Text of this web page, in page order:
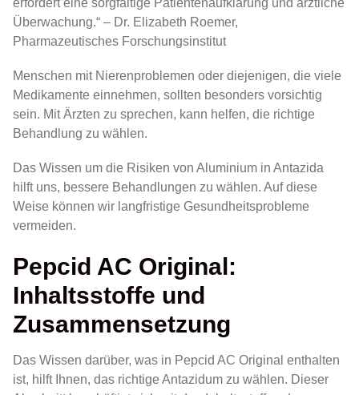
erfordert eine sorgfältige Patientenaufklärung und ärztliche
Überwachung.“ – Dr. Elizabeth Roemer,
Pharmazeutisches Forschungsinstitut
Menschen mit Nierenproblemen oder diejenigen, die viele
Medikamente einnehmen, sollten besonders vorsichtig
sein. Mit Ärzten zu sprechen, kann helfen, die richtige
Behandlung zu wählen.
Das Wissen um die Risiken von Aluminium in Antazida
hilft uns, bessere Behandlungen zu wählen. Auf diese
Weise können wir langfristige Gesundheitsprobleme
vermeiden.
Pepcid AC Original:
Inhaltsstoffe und
Zusammensetzung
Das Wissen darüber, was in Pepcid AC Original enthalten
ist, hilft Ihnen, das richtige Antazidum zu wählen. Dieser